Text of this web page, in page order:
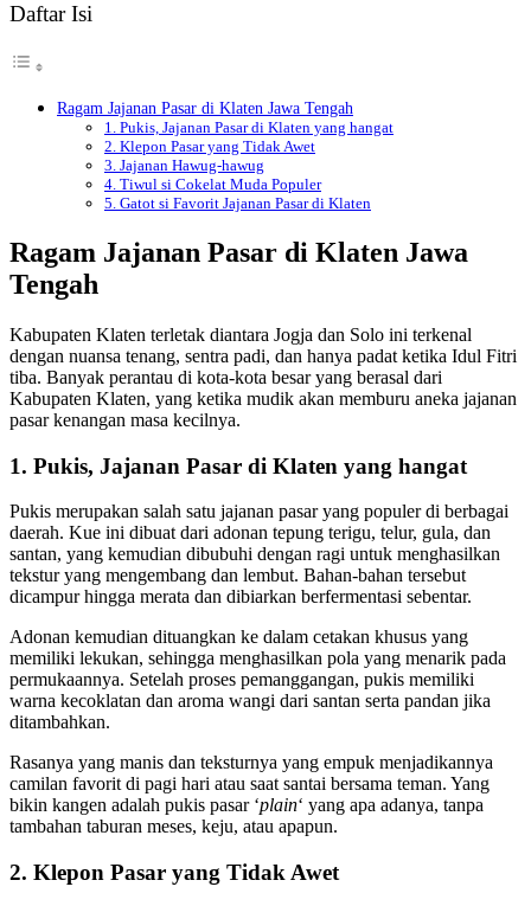
Daftar Isi
Ragam Jajanan Pasar di Klaten Jawa Tengah
1. Pukis, Jajanan Pasar di Klaten yang hangat
2. Klepon Pasar yang Tidak Awet
3. Jajanan Hawug-hawug
4. Tiwul si Cokelat Muda Populer
5. Gatot si Favorit Jajanan Pasar di Klaten
Ragam Jajanan Pasar di Klaten Jawa
Tengah
Kabupaten Klaten terletak diantara Jogja dan Solo ini terkenal
dengan nuansa tenang, sentra padi, dan hanya padat ketika Idul Fitri
tiba. Banyak perantau di kota-kota besar yang berasal dari
Kabupaten Klaten, yang ketika mudik akan memburu aneka jajanan
pasar kenangan masa kecilnya.
1. Pukis, Jajanan Pasar di Klaten yang hangat
Pukis merupakan salah satu jajanan pasar yang populer di berbagai
daerah. Kue ini dibuat dari adonan tepung terigu, telur, gula, dan
santan, yang kemudian dibubuhi dengan ragi untuk menghasilkan
tekstur yang mengembang dan lembut. Bahan-bahan tersebut
dicampur hingga merata dan dibiarkan berfermentasi sebentar.
Adonan kemudian dituangkan ke dalam cetakan khusus yang
memiliki lekukan, sehingga menghasilkan pola yang menarik pada
permukaannya. Setelah proses pemanggangan, pukis memiliki
warna kecoklatan dan aroma wangi dari santan serta pandan jika
ditambahkan.
Rasanya yang manis dan teksturnya yang empuk menjadikannya
camilan favorit di pagi hari atau saat santai bersama teman. Yang
bikin kangen adalah pukis pasar ‘plain‘ yang apa adanya, tanpa
tambahan taburan meses, keju, atau apapun.
2. Klepon Pasar yang Tidak Awet